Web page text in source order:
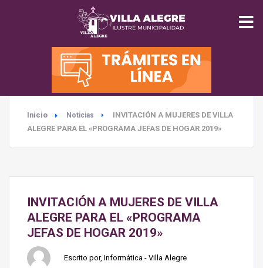
INICIO
MUNICIPALIDAD
SEGURIDAD
TURISMO
MEDIO AMBIENTE
Inicio Noticias
INVITACIÓN A MUJERES DE VILLA
ALEGRE PARA EL «PROGRAMA JEFAS DE HOGAR 2019»
INVITACIÓN A MUJERES DE VILLA
ALEGRE PARA EL «PROGRAMA
JEFAS DE HOGAR 2019»
Escrito por, Informática - Villa Alegre